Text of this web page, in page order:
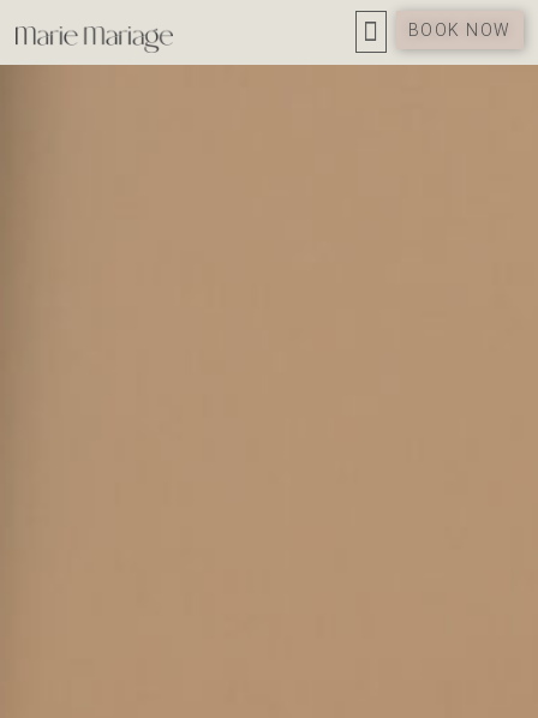
BOOK NOW